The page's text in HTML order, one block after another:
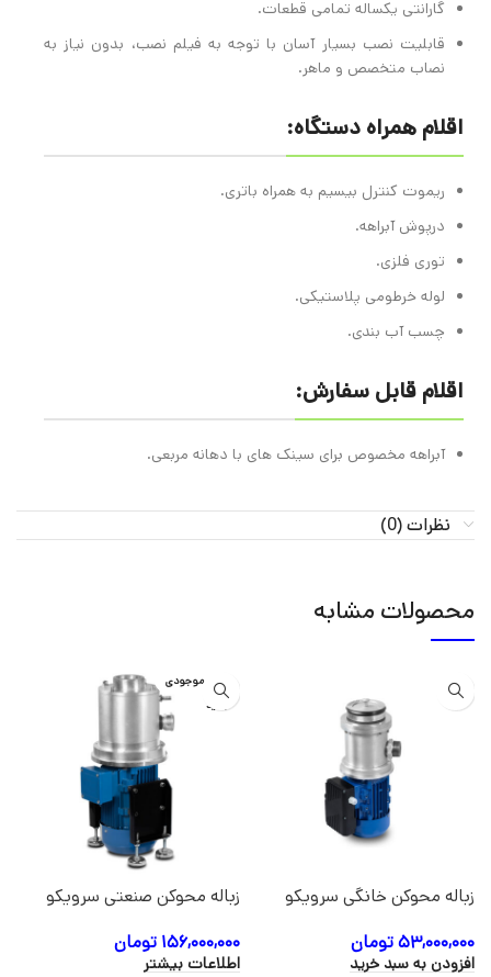
گارانتی یکساله تمامی قطعات.
قابلیت نصب بسیار آسان با توجه به فیلم نصب، بدون نیاز به
نصاب متخصص و ماهر.
اقلام همراه دستگاه:
ریموت کنترل بیسیم به همراه باتری.
درپوش آبراهه.
توری فلزی.
لوله خرطومی پلاستیکی.
چسب آب بندی.
اقلام قابل سفارش:
آبراهه مخصوص برای سینک های با دهانه مربعی.
نظرات (0)
محصولات مشابه
جدید
زباله محوکن خانگی سرویکو
۵۳,۰۰۰,۰۰۰تومان
افزودن به سبد خرید
اتمام موجودی
جدید
زباله محوکن صنعتی سرویکو
۱۵۶,۰۰۰,۰۰۰ تومان
اطلاعات بیشتر